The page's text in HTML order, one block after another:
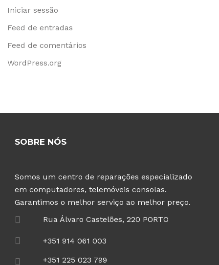
Iniciar sessão
Feed de entradas
Feed de comentários
WordPress.org
SOBRE NÓS
Somos um centro de reparações especializado
em computadores, telemóveis consolas.
Garantimos o melhor serviço ao melhor preço.
Rua Álvaro Castelões, 220 PORTO
+351 914 061 003
+351 225 023 799